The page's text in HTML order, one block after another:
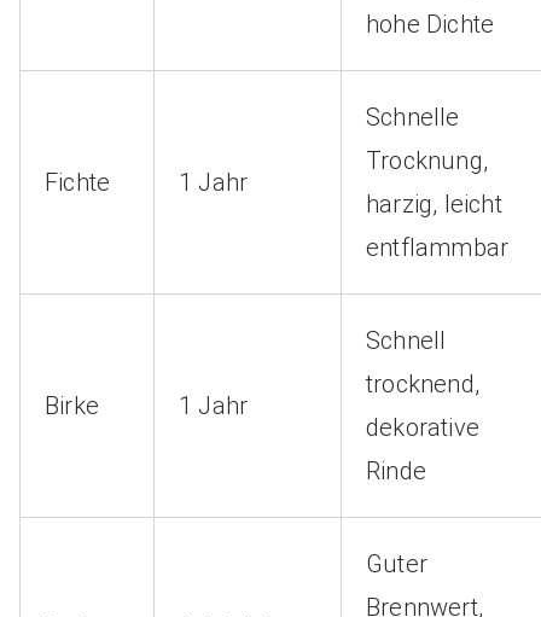
hohe Dichte
Fichte 1 Jahr
Schnelle
Trocknung,
harzig, leicht
entflammbar
Birke 1 Jahr
Schnell
trocknend,
dekorative
Rinde
Guter
Brennwert,